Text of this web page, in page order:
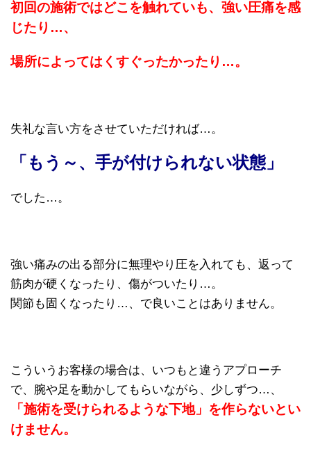
初回の施術ではどこを触れていも、強い圧痛を感
じたり…、
場所によってはくすぐったかったり…。
失礼な言い方をさせていただければ…。
「もう～、手が付けられない状態」
でした…。
強い痛みの出る部分に無理やり圧を入れても、返って
筋肉が硬くなったり、傷がついたり…。
関節も固くなったり…、で良いことはありません。
こういうお客様の場合は、いつもと違うアプローチ
で、腕や足を動かしてもらいながら、少しずつ…、
「施術を受けられるような下地」を作らないとい
けません。